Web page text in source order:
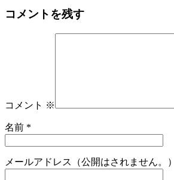
コメントを残す
コメント ※
名前 *
メールアドレス（公開はされません。）